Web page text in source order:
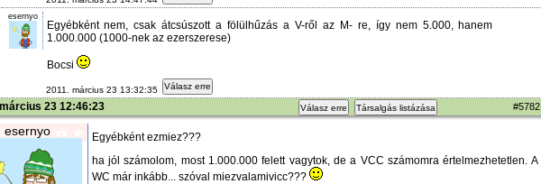
esernyo
Egyébként nem, csak átcsúszott a fölülhűzás a V-ről az M- re, így nem 5.000, hanem
1.000.000 (1000-nek az ezerszerese)
Bocsi
2011. március 23 13:32:35 Válasz erre
23 12:46:23 Válasz erre Társalgás listázása #5782
esernyo
Egyébként ezmiez???
ha jól számolom, most 1.000.000 felett vagytok, de a VCC számomra értelmezhetetlen. A
WC már inkább... szóval miezvalamivicc???